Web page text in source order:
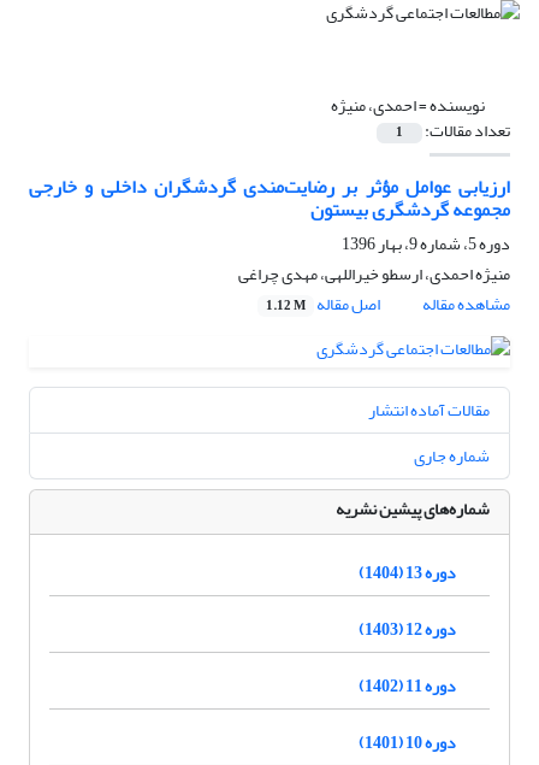
نویسنده =احمدی، منیژه
تعداد مقالات: 1
ارزیابی عوامل مؤثر بر رضایت‌مندی گردشگران داخلی و خارجی
مجموعه گردشگری بیستون
دوره 5، شماره 9، بهار 1396
منیژه احمدی، ارسطو خیراللهی، مهدی چراغی
مشاهده مقاله
اصل مقاله 1.12 M
مقالات آماده انتشار
شماره جاری
شماره‌های پیشین نشریه
دوره 13 (1404)
دوره 12 (1403)
دوره 11 (1402)
دوره 10 (1401)